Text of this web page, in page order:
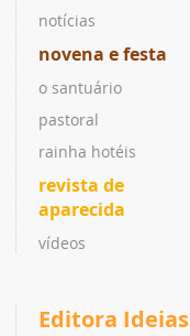
notícias
novena e festa
o santuário
pastoral
rainha hotéis
revista de
aparecida
vídeos
Editora Ideias